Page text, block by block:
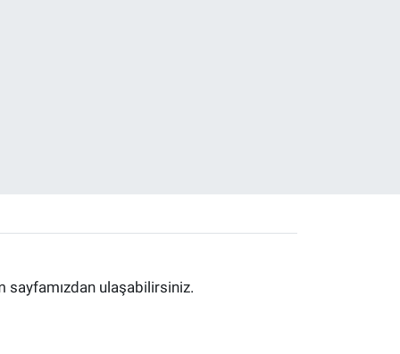
sayfamızdan ulaşabilirsiniz.